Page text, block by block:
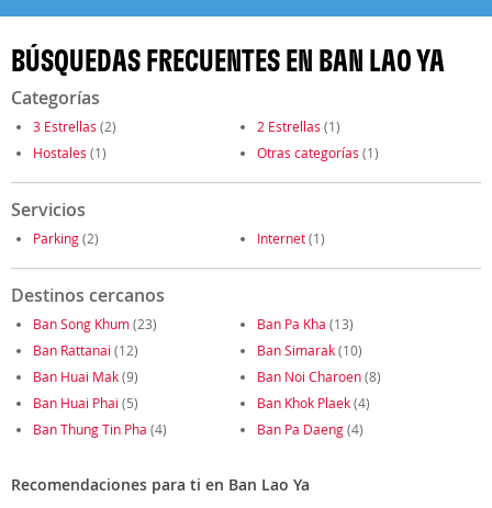
BÚSQUEDAS FRECUENTES EN BAN LAO YA
Categorías
3 Estrellas (2) 2 Estrellas (1)
Hostales (1) Otras categorías (1)
Servicios
Parking(2) Internet(1)
Destinos cercanos
Ban Song Khum(23) Ban Pa Kha (13)
Ban Rattanai (12) Ban Simarak(10)
Ban Huai Mak(9) Ban Noi Charoen(8)
Ban Huai Phai (5) Ban Khok Plaek(4)
Ban Thung Tin Pha (4) Ban Pa Daeng(4)
Recomendaciones para ti en Ban Lao Ya